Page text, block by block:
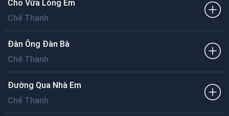
Cho Vừa Lòng Em
Chế Thanh
Đàn Ông Đàn Bà
Chế Thanh
Đường Qua Nhà Em
Chế Thanh